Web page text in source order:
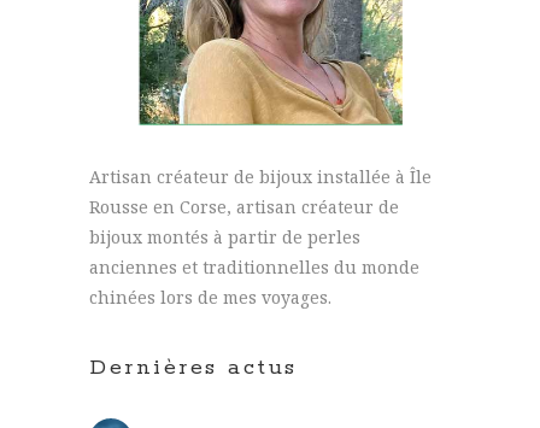
Artisan créateur de bijoux installée à Île
Rousse en Corse, artisan créateur de
bijoux montés à partir de perles
anciennes et traditionnelles du monde
chinées lors de mes voyages.
Dernières actus